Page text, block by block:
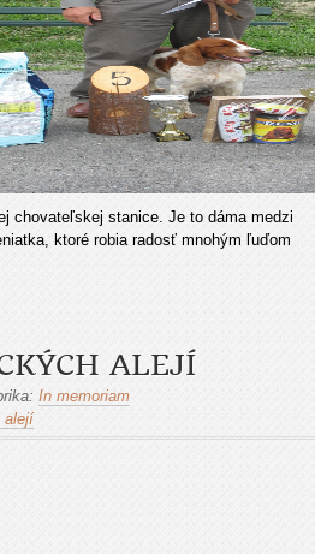
chovateľskej stanice. Je to dáma medzi
ktoré robia radosť mnohým ľuďom
ALEJÍ
In memoriam
alejí